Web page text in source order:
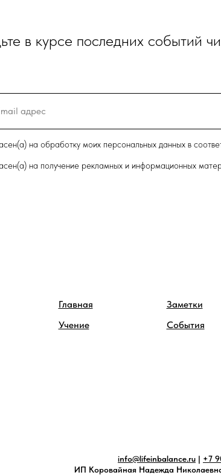
в курсе последних событий
на обработку моих персональных данных в
на получение рекламных и информационных
Главная
Учение
Заметки
События
info@lifeinbalance.ru | +7
ИП Коровайная Надежда